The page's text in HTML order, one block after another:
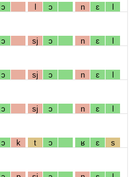
ɔ l ɔ n ɛ l
ɔ sj ɔ n ɛ l
ɔ sj ɔ n ɛ l
ɔ sj ɔ n ɛ l
ɔ k t ɔ ʁ ɛ s